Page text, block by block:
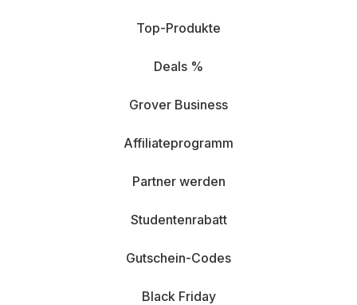
Top-Produkte
Deals %
Grover Business
Affiliateprogramm
Partner werden
Studentenrabatt
Gutschein-Codes
Black Friday